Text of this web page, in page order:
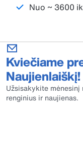
Nuo ~ 3600
Kviečiame
Naujienlaiškį!
Užsisakykite mėnesinį
renginius ir naujienas.